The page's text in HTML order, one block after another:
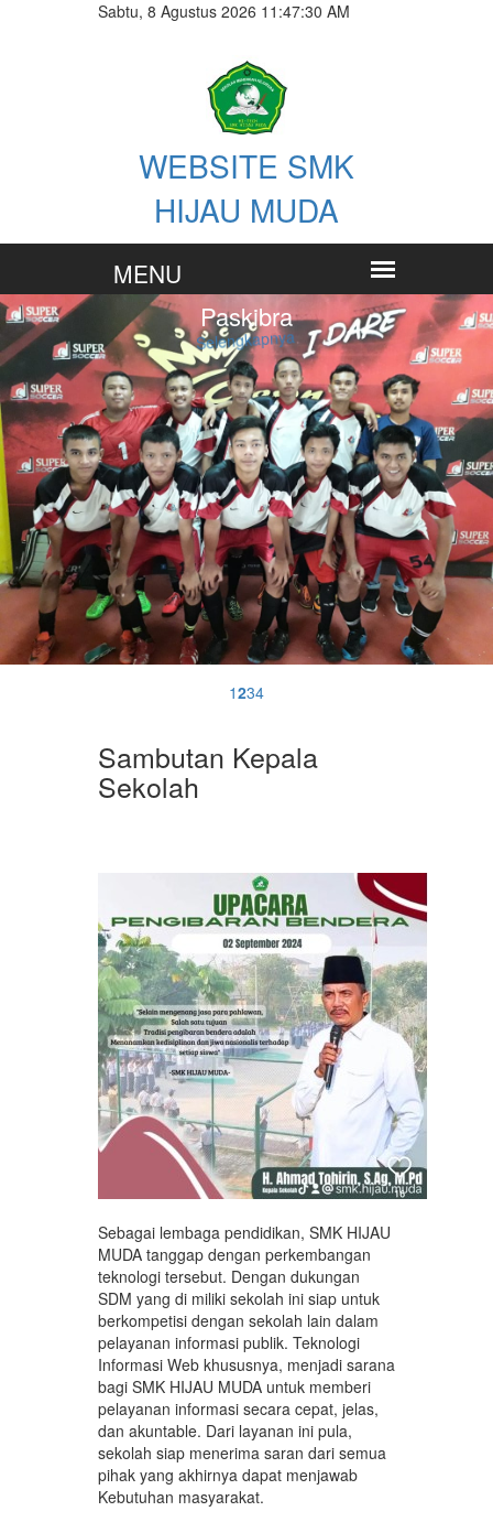
Sabtu, 8 Agustus 2026 11:47:31 AM
WEBSITE SMK
HIJAU MUDA
Paskibra
Selengkapnya
1234
Sambutan Kepala
Sekolah
Sebagai lembaga pendidikan, SMK HIJAU
MUDA tanggap dengan perkembangan
teknologi tersebut. Dengan dukungan
SDM yang di miliki sekolah ini siap untuk
berkompetisi dengan sekolah lain dalam
pelayanan informasi publik. Teknologi
Informasi Web khususnya, menjadi sarana
bagi SMK HIJAU MUDA untuk memberi
pelayanan informasi secara cepat, jelas,
dan akuntable. Dari layanan ini pula,
sekolah siap menerima saran dari semua
pihak yang akhirnya dapat menjawab
Kebutuhan masyarakat.